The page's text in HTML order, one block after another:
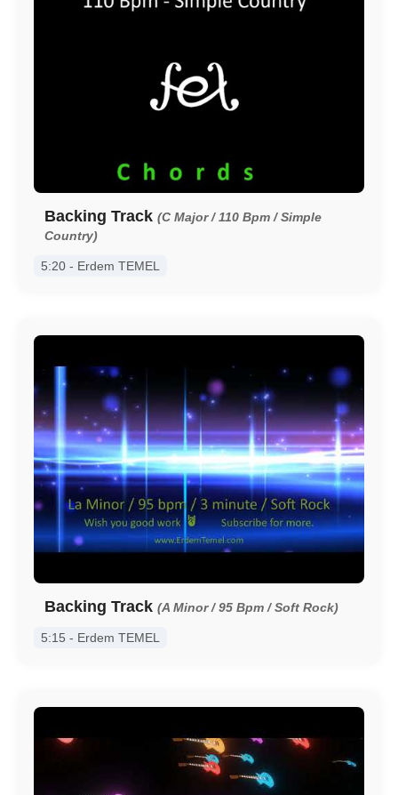
Backing Track (C Major / 110 Bpm / Simple
Country)
5:20 - Erdem TEMEL
Backing Track (A Minor / 95 Bpm / Soft Rock)
5:15 - Erdem TEMEL